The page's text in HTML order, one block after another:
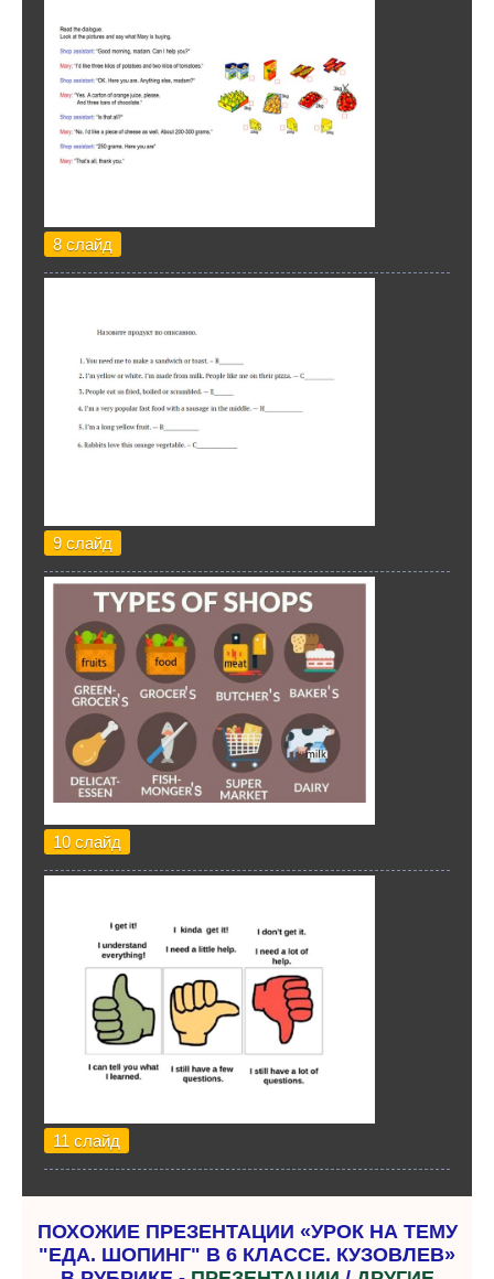
8 слайд
9 слайд
10 слайд
11 слайд
ПОХОЖИЕ ПРЕЗЕНТАЦИИ «УРОК НА ТЕМУ
"ЕДА. ШОПИНГ" В 6 КЛАССЕ. КУЗОВЛЕВ»